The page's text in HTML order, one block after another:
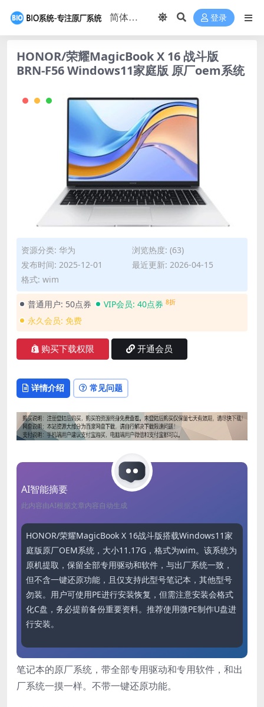
登录
HONOR/荣耀MagicBook X 16 战斗版
BRN-F56 Windows11家庭版 原厂oem系统
资源分类: 华为
浏览热度: (63)
发布时间: 2025-12-01
最近更新: 2026-04-15
格式: wim
普通用户: 50点券 VIP会员: 40点券 8折
永久会员: 免费
购买下载权限 开通会员
详情介绍 常见问题
AI智能摘要
此内容由AI根据文章内容自动生成
HONOR/荣耀MagicBook X 16战斗版搭载Windows11家
庭版原厂OEM系统，大小11.17G，格式为wim。该系统为
原机提取，保留全部专用驱动和软件，与出厂系统一致，
但不含一键还原功能，且仅支持此型号笔记本，其他型号
勿装。用户可使用PE进行安装恢复，但需注意安装会格式
化C盘，务必提前备份重要资料。推荐使用微PE制作U盘进
行安装。
笔记本的原厂系统，带全部专用驱动和专用软件，和出
厂系统一摸一样。不带一键还原功能。